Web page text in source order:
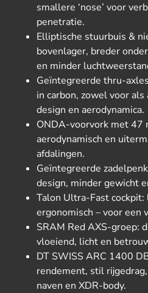
smallere ‘nose’ voor
penetratie.
Elliptische stuurbuis &
bovenlager, breder
en minder
Geïntegreerde thru-
in carbon, zowel voor
design en aerodynamica.
ONDA-voorvork met 47
aerodynamisch en
afdalingen.
Geïntegreerde
design, minder gewicht
Talon Ultra-Fast cockpit:
ergonomisch – voor een
SRAM Red AXS-groep:
vloeiend, licht en
DT SWISS ARC 1400
rendement, stil
naven en XDR-body.